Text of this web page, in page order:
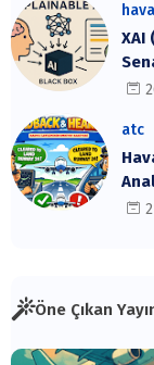
XAI
atc
Öne Çıkan